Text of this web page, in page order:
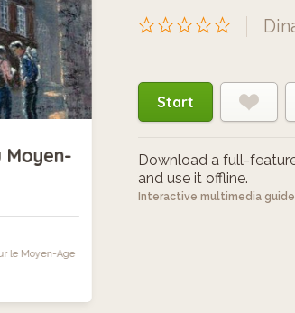
Moyen-
le Moyen-Age
Start
Download a full-
and use it offline.
Interactive multimedia